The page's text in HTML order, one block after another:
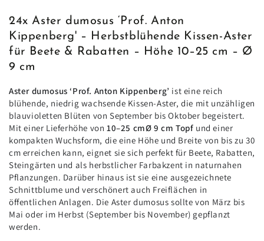
Anton
Kippenberg’
–
Herbstblühende
Kissen-
für
Beete
&amp;
Rabatten
–
Höhe
10–
25
cm
–
Ø
9
Anton
Kippenberg’
–
Herbstblühende
für
Beete
&amp;
Rabatten
–
Höhe
10–
25
cm
–
Ø
24x Aster dumosus ‘Prof. Anton
Kippenberg' – Herbstblühende Kissen-Aster
für Beete & Rabatten – Höhe 10–25 cm – Ø
9 cm
Aster dumosus ‘Prof. Anton Kippenberg’ ist eine reich
blühende, niedrig wachsende Kissen-Aster, die mit unzähligen
blauvioletten Blüten von September bis Oktober begeistert.
Mit einer Lieferhöhe von 10–25 cmØ 9 cm Topf und einer
kompakten Wuchsform, die eine Höhe und Breite von bis zu 30
cm erreichen kann, eignet sie sich perfekt für Beete, Rabatten,
Steingärten und als herbstlicher Farbakzent in naturnahen
Pflanzungen. Darüber hinaus ist sie eine ausgezeichnete
Schnittblume und verschönert auch Freiflächen in
öffentlichen Anlagen. Die Aster dumosus sollte von März bis
Mai oder im Herbst (September bis November) gepflanzt
werden.